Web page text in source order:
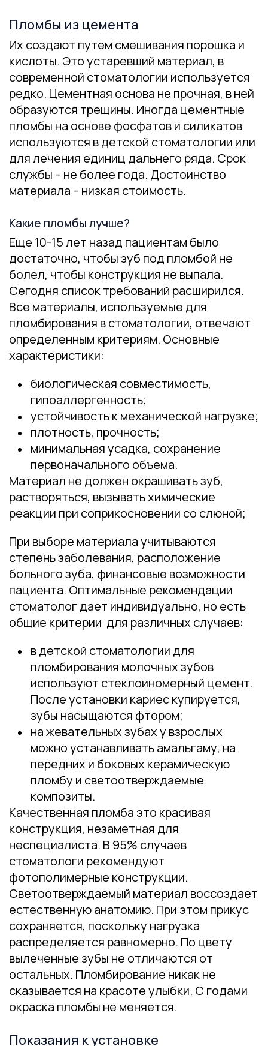
Пломбы из цемента
Их создают путем смешивания порошка и
кислоты. Это устаревший материал, в
современной стоматологии используется
редко. Цементная основа не прочная, в ней
образуются трещины. Иногда цементные
пломбы на основе фосфатов и силикатов
используются в детской стоматологии или
для лечения единиц дальнего ряда. Срок
службы – не более года. Достоинство
материала – низкая стоимость.
Какие пломбы лучше?
Еще 10-15 лет назад пациентам было
достаточно, чтобы зуб под пломбой не
болел, чтобы конструкция не выпала.
Сегодня список требований расширился.
Все материалы, используемые для
пломбирования в стоматологии, отвечают
определенным критериям. Основные
характеристики:
биологическая совместимость,
гипоаллергенность;
устойчивость к механической нагрузке;
плотность, прочность;
минимальная усадка, сохранение
первоначального объема.
Материал не должен окрашивать зуб,
растворяться, вызывать химические
реакции при соприкосновении со слюной;
При выборе материала учитываются
степень заболевания, расположение
больного зуба, финансовые возможности
пациента. Оптимальные рекомендации
стоматолог дает индивидуально, но есть
общие критерии для различных случаев:
в детской стоматологии для
пломбирования молочных зубов
используют стеклоиномерный цемент.
После установки кариес купируется,
зубы насыщаются фтором;
на жевательных зубах у взрослых
можно устанавливать амальгаму, на
передних и боковых керамическую
пломбу и светоотверждаемые
композиты.
Качественная пломба это красивая
конструкция, незаметная для
неспециалиста. В 95% случаев
стоматологи рекомендуют
фотополимерные конструкции.
Светоотверждаемый материал воссоздает
естественную анатомию. При этом прикус
сохраняется, поскольку нагрузка
распределяется равномерно. По цвету
вылеченные зубы не отличаются от
остальных. Пломбирование никак не
сказывается на красоте улыбки. С годами
окраска пломбы не меняется.
Показания к установке